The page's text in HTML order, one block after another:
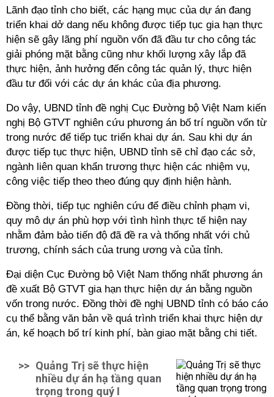
Lãnh đạo tỉnh cho biết, các hạng mục của dự án đang
triển khai dở dang nếu không được tiếp tục gia hạn thực
hiện sẽ gây lãng phí nguồn vốn đã đầu tư cho công tác
giải phóng mặt bằng cũng như khối lượng xây lắp đã
thực hiện, ảnh hưởng đến công tác quản lý, thực hiện
đầu tư đối với các dự án khác của địa phương.
Do vậy, UBND tỉnh đề nghị Cục Đường bộ Việt Nam kiến
nghị Bộ GTVT nghiên cứu phương án bố trí nguồn vốn từ
trong nước để tiếp tục triển khai dự án. Sau khi dự án
được tiếp tục thực hiện, UBND tỉnh sẽ chỉ đạo các sở,
ngành liên quan khẩn trương thực hiện các nhiệm vụ,
công việc tiếp theo theo đúng quy định hiện hành.
Đồng thời, tiếp tục nghiên cứu để điều chỉnh phạm vi,
quy mô dự án phù hợp với tình hình thực tế hiện nay
nhằm đảm bảo tiến độ đã đề ra và thống nhất với chủ
trương, chính sách của trung ương và của tỉnh.
Đại diện Cục Đường bộ Việt Nam thống nhất phương án
đề xuất Bộ GTVT gia hạn thực hiện dự án bằng nguồn
vốn trong nước. Đồng thời đề nghị UBND tỉnh có báo cáo
cụ thể bằng văn bản về quá trình triển khai thực hiện dự
án, kế hoạch bố trí kinh phí, bàn giao mặt bằng chi tiết.
>> Quảng Trị sẽ thực hiện
nhiều dự án hạ tầng quan
trọng trong quý I